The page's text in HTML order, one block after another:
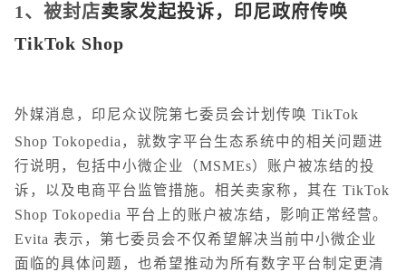
1、被封店卖家发起投诉，印尼政府传唤
TikTok Shop
外媒消息，印尼众议院第七委员会计划传唤 TikTok
Shop Tokopedia，就数字平台生态系统中的相关问题进
行说明，包括中小微企业（MSMEs）账户被冻结的投
诉，以及电商平台监管措施。相关卖家称，其在 TikTok
Shop Tokopedia 平台上的账户被冻结，影响正常经营。
Evita 表示，第七委员会不仅希望解决当前中小微企业
面临的具体问题，也希望推动为所有数字平台制定更清